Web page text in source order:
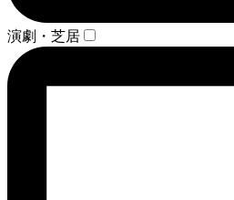
演劇・芝居